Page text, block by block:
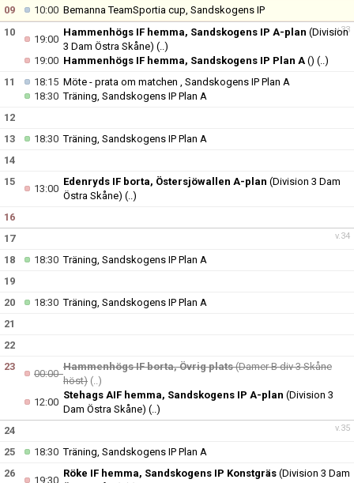
09
10:00 Bemanna TeamSportia cup, Sandskogens IP
v.33
10
19:00
Hammenhögs IF hemma, Sandskogens IP A-plan (Division
3 Dam Östra Skåne) (..)
19:00 Hammenhögs IF hemma, Sandskogens IP Plan A () (..)
11
18:15 Möte - prata om matchen , Sandskogens IP Plan A
18:30Träning, Sandskogens IP Plan A
12
13
18:30Träning, Sandskogens IP Plan A
14
15
13:00
Edenryds IF borta, Östersjöwallen A-plan (Division 3 Dam
Östra Skåne) (..)
16
v.34
17
18
18:30Träning, Sandskogens IP Plan A
19
20
18:30Träning, Sandskogens IP Plan A
21
22
23
00:00
Hammenhögs IF borta, Övrig plats(Damer B div 3 Skåne
höst) (..)
12:00
Stehags AIF hemma, Sandskogens IP A-plan (Division 3
Dam Östra Skåne) (..)
v.35
24
25
18:30Träning, Sandskogens IP Plan A
26
19:30
Röke IF hemma, Sandskogens IP Konstgräs (Division 3 Dam